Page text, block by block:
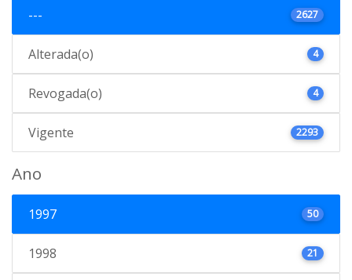
--- 2627
Alterada(o) 4
Revogada(o) 4
Vigente 2293
Ano
1997 50
1998 21